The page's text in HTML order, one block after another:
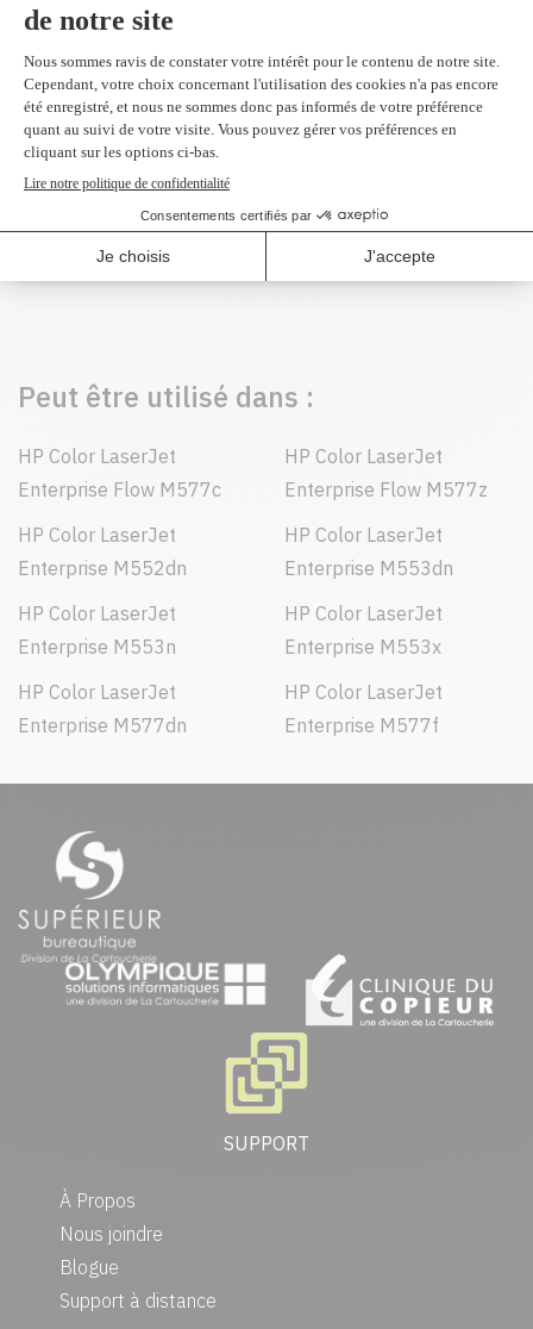
Réusiné supérieur en
remplacement du
199,99 $ (2 et plus
Peut être utilisé dans :
HP Color LaserJet
Enterprise Flow M577c
HP Color LaserJet
Enterprise Flow M577z
HP Color LaserJet
Enterprise M552dn
HP Color LaserJet
Enterprise M553dn
HP Color LaserJet
Enterprise M553n
HP Color LaserJet
Enterprise M553x
HP Color LaserJet
Enterprise M577dn
HP Color LaserJet
Enterprise M577f
SUPPORT
À Propos
Nous joindre
Blogue
Support à distance